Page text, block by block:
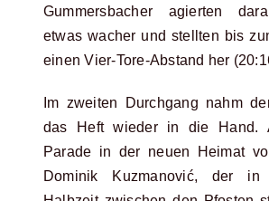
Gummersbacher agierten
etwas wacher und stellten bis
einen Vier-Tore-Abstand her
Im zweiten Durchgang nahm
das Heft wieder in die Hand.
Parade in der neuen Heimat
Dominik Kuzmanović, der